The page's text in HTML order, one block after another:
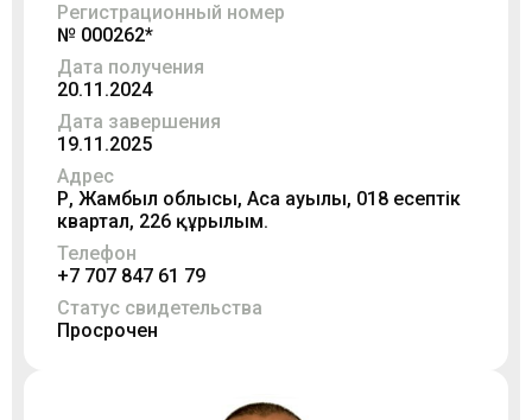
Регистрационный номер
№ 000262*
Дата получения
20.11.2024
Дата завершения
19.11.2025
Адрес
ҚР, Жамбыл облысы, Аса ауылы, 018 есептік
квартал, 226 құрылым.
Телефон
+7 707 847 61 79
Статус свидетельства
Просрочен